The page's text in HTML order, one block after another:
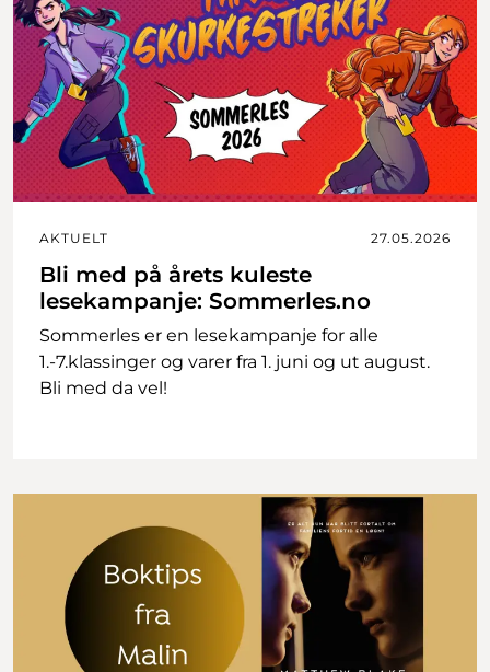
AKTUELT 27.05.2026
Bli med på årets kuleste
lesekampanje: Sommerles.no
Sommerles er en lesekampanje for alle
1.-7.klassinger og varer fra 1. juni og ut august.
Bli med da vel!